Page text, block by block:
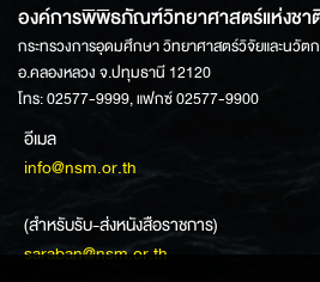
องค์การพิพิธภัณฑ์วิทยาศาสตร์แห่งชา
กระทรวงการอุดมศึกษา วิทยาศาสตร์วิจัยและนวัต
อ.คลองหลวง จ.ปทุมธานี 12120
โทร: 02577-9999, แฟกซ์ 02577-9900
อีเมล
info@nsm.or.th
(สำหรับรับ-ส่งหนังสือราชการ)
saraban@nsm.or.th